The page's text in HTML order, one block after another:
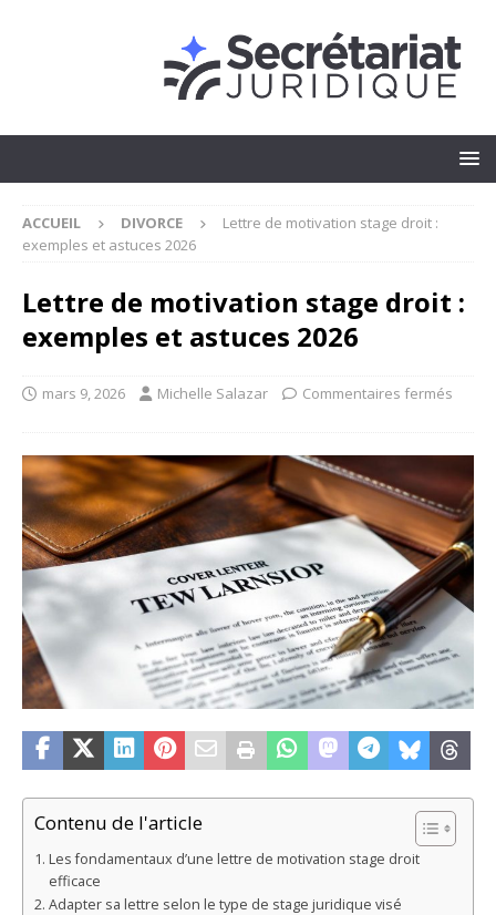
ACCUEIL DIVORCE
Lettre de motivation stage droit :
exemples et astuces 2026
Lettre de motivation stage droit :
exemples et astuces 2026
mars 9, 2026 Michelle Salazar Commentaires fermés
Contenu de l'article
Les fondamentaux d’une lettre de motivation stage droit
efficace
Adapter sa lettre selon le type de stage juridique visé